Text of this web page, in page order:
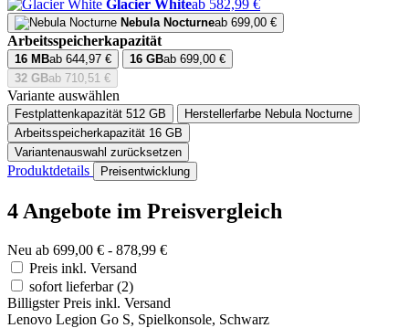
Glacier Whiteab 582,99 €
Nebula Nocturneab 699,00 €
Arbeitsspeicherkapazität
16 MBab 644,97 € 16 GBab 699,00 €
32 GBab 710,51 €
Variante auswählen
Festplattenkapazität 512 GB Herstellerfarbe Nebula Nocturne
Arbeitsspeicherkapazität 16 GB
Variantenauswahl zurücksetzen
Produktdetails Preisentwicklung
4 Angebote im Preisvergleich
Neu ab 699,00 € - 878,99 €
Preis inkl. Versand
sofort lieferbar(2)
Billigster Preis inkl. Versand
Lenovo Legion Go S, Spielkonsole, Schwarz